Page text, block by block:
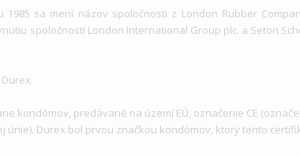
sa mení názov spoločnosti z London Rubber
spoločností London International Group plc. a Seton
kondómov, predávané na území EÚ, označenie CE
Durex bol prvou značkou kondómov, ktorý tento